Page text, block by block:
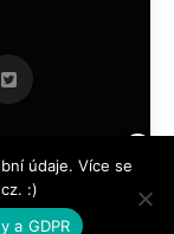
.
údaje. Více se
:)
a GDPR